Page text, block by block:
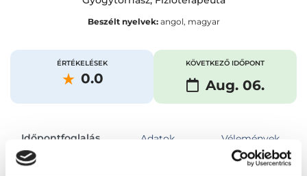
Beszélt nyelvek:angol, magyar
ÉRTÉKELÉSEK
0.0
KÖVETKEZŐ IDŐPONT
Aug. 06.
Időpontfoglalás Adatok Vélemények